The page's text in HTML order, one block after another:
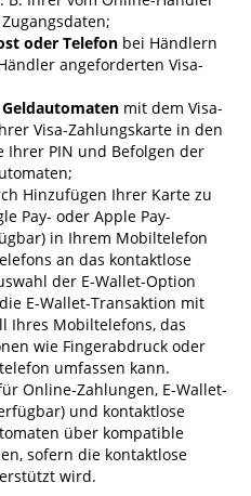
oder Telefon bei Händlern
angeforderten Visa-
mit dem Visa-
Visa-Zahlungskarte in den
Ihrer PIN und Befolgen der
Hinzufügen Ihrer Karte zu
Pay- oder Apple Pay-
in Ihrem Mobiltelefon
an das kontaktlose
der E-Wallet-Option
E-Wallet-Transaktion mit
Ihres Mobiltelefons, das
wie Fingerabdruck oder
umfassen kann.
Online-Zahlungen, E-Wallet-
und kontaktlose
über kompatible
sofern die kontaktlose
wird.